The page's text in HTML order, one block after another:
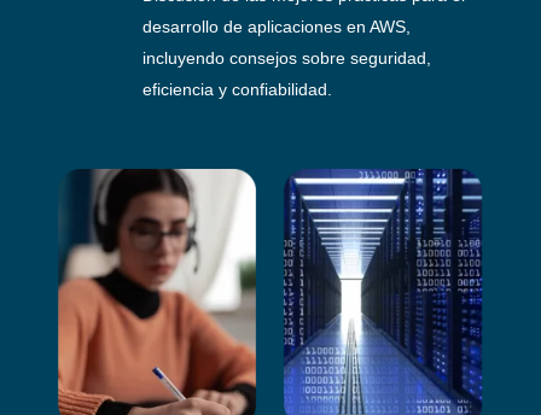
desarrollo de aplicaciones en AWS,
incluyendo consejos sobre seguridad,
eficiencia y confiabilidad.